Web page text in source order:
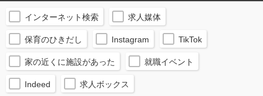
インターネット検索 求人媒体
保育のひきだし Instagram TikTok
家の近くに施設があった 就職イベント
Indeed 求人ボックス